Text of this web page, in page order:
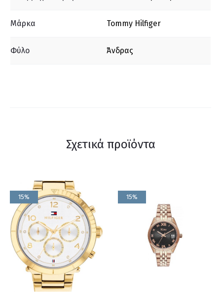
Μάρκα Tommy Hilfiger
Φύλο Άνδρας
Σχετικά προϊόντα
15% 15%